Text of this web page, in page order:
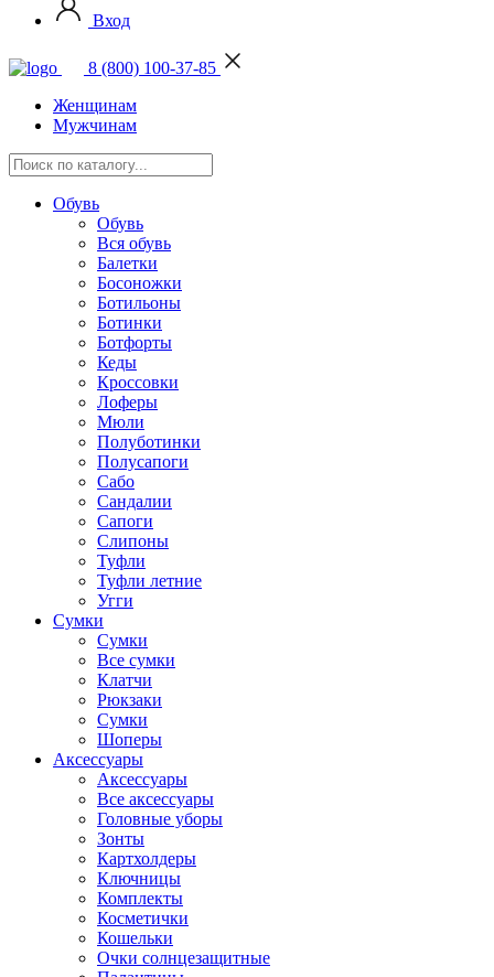
Вход
8 (800) 100-37-85
Женщинам
Мужчинам
Обувь
Обувь
Вся обувь
Балетки
Босоножки
Ботильоны
Ботинки
Ботфорты
Кеды
Кроссовки
Лоферы
Мюли
Полуботинки
Полусапоги
Сабо
Сандалии
Сапоги
Слипоны
Туфли
Туфли летние
Угги
Сумки
Сумки
Все сумки
Клатчи
Рюкзаки
Сумки
Шоперы
Аксессуары
Аксессуары
Все аксессуары
Головные уборы
Зонты
Картхолдеры
Ключницы
Комплекты
Косметички
Кошельки
Очки солнцезащитные